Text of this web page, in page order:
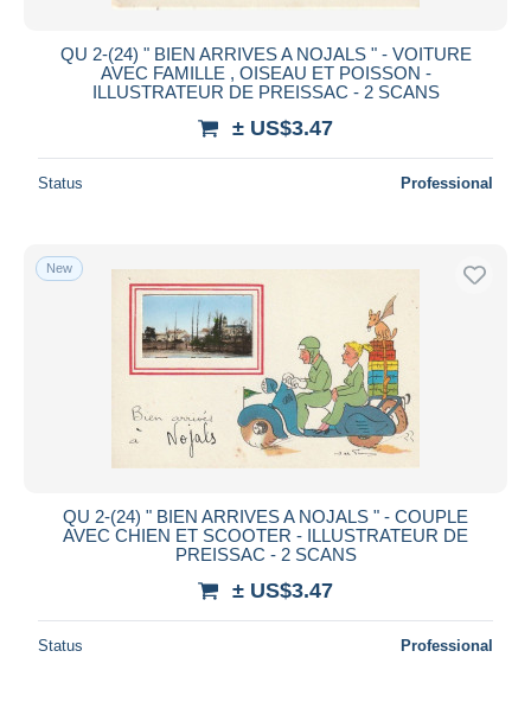
QU 2-(24) " BIEN ARRIVES A NOJALS " - VOITURE
AVEC FAMILLE , OISEAU ET POISSON -
ILLUSTRATEUR DE PREISSAC - 2 SCANS
± US$3.47
Status Professional
New
QU 2-(24) " BIEN ARRIVES A NOJALS " - COUPLE
AVEC CHIEN ET SCOOTER - ILLUSTRATEUR DE
PREISSAC - 2 SCANS
± US$3.47
Status Professional